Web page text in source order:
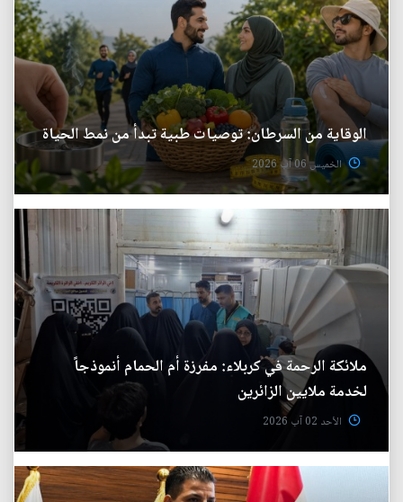
الوقاية من السرطان: توصيات طبية تبدأ من نمط الحياة
الخميس 06 آب 2026
ملائكة الرحمة في كربلاء: مفرزة أم الحمام أنموذجاً
لخدمة ملايين الزائرين
الأحد 02 آب 2026